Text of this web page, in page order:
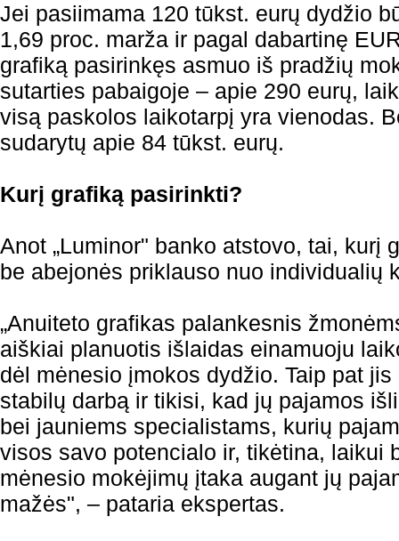
Jei pasiimama 120 tūkst. eurų dydžio
1,69 proc. marža ir pagal dabartinę
grafiką pasirinkęs asmuo iš pradžių
sutarties pabaigoje – apie 290 eurų,
visą paskolos laikotarpį yra vienodas.
sudarytų apie 84 tūkst. eurų.
Kurį grafiką pasirinkti?
Anot „Luminor" banko atstovo, tai, kurį
be abejonės priklauso nuo individualių
„Anuiteto grafikas palankesnis
aiškiai planuotis išlaidas einamuoju
dėl mėnesio įmokos dydžio. Taip pat
stabilų darbą ir tikisi, kad jų pajamos
bei jauniems specialistams, kurių
visos savo potencialo ir, tikėtina, laikui
mėnesio mokėjimų įtaka augant jų
mažės", – pataria ekspertas.